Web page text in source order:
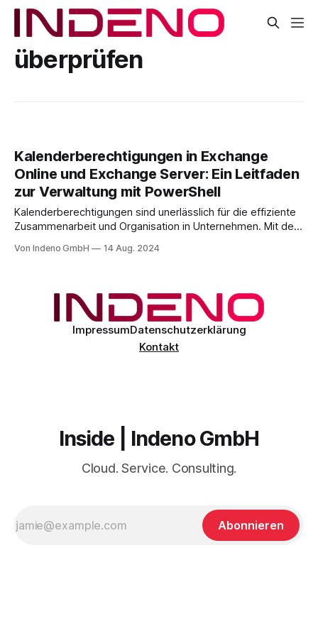
überprüfen
Kalenderberechtigungen in Exchange
Online und Exchange Server: Ein Leitfaden
zur Verwaltung mit PowerShell
Kalenderberechtigungen sind unerlässlich für die effiziente
Zusammenarbeit und Organisation in Unternehmen. Mit den
Kalenderinformationen effektiv teilen und gemeinsam
und der Struktur Ihres Unternehmens sollten verschiedene
Postfacharten für Kalender eingesetzt werden. Eine
sorgfältige Planung
Von Indeno GmbH 14 Aug. 2024
ImpressumDatenschutzerklärung
Kontakt
Inside | Indeno GmbH
Cloud. Service. Consulting.
Abonnieren